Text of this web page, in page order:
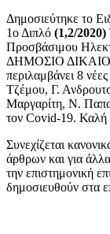
Δημοσιεύτηκε το
1ο Διπλό (1,2/2020)
Προσβάσιμου
ΔΗΜΟΣΙΟ
περιλαμβάνει 8
Τζέμου, Γ.
Μαργαρίτη, Ν.
τον Covid-19. Καλή
Συνεχίζεται
άρθρων και για
την επιστημονική
δημοσιευθούν στα